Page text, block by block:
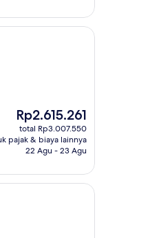
Harga
sekarang
Rp2.615.261
Rp2.615.261
total Rp3.007.550
pajak & biaya lainnya
22 Agu - 23 Agu